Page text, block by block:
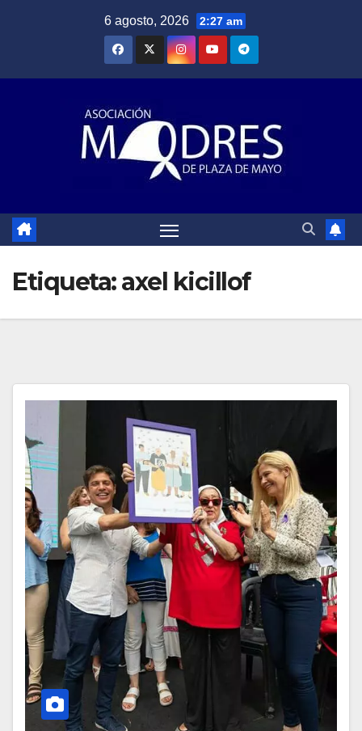
6 agosto, 2026 2:27 am
Etiqueta:axel kicillof